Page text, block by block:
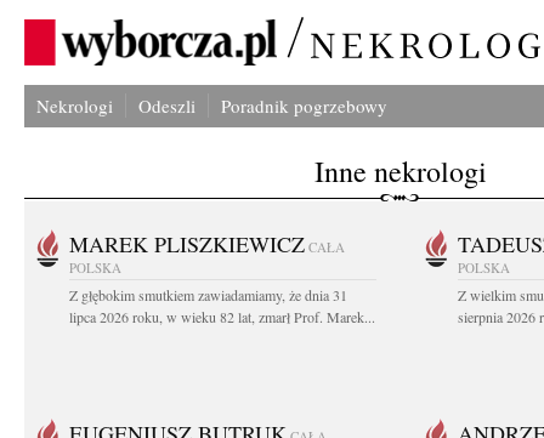
Nekrologi Odeszli Poradnik pogrzebowy
Inne nekrologi
MAREK PLISZKIEWICZ CAŁA
POLSKA
Z głębokim smutkiem zawiadamiamy, że dnia 31
lipca 2026 roku, w wieku 82 lat, zmarł Prof. Marek...
POLSKA
Z wielkim
sierpnia 2026